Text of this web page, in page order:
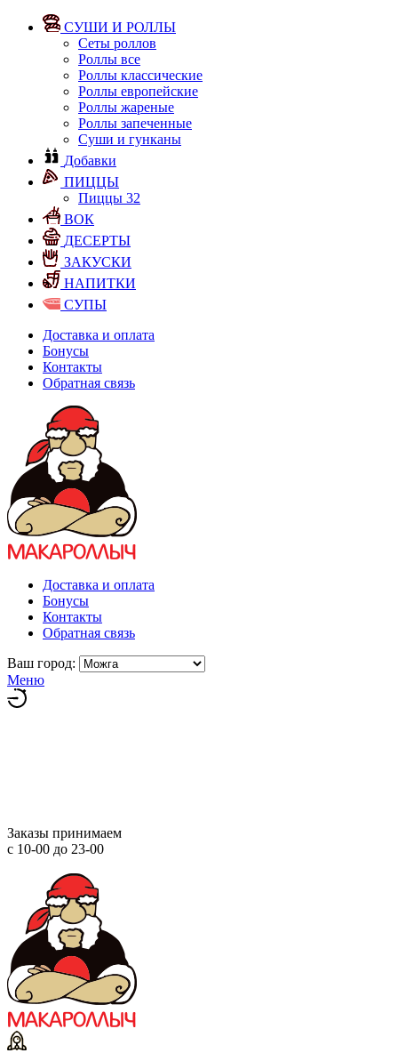
СУШИ И РОЛЛЫ
Сеты роллов
Роллы все
Роллы классические
Роллы европейские
Роллы жареные
Роллы запеченные
Суши и гунканы
Добавки
ПИЦЦЫ
Пиццы 32
ВОК
ДЕСЕРТЫ
ЗАКУСКИ
НАПИТКИ
СУПЫ
Доставка и оплата
Бонусы
Контакты
Обратная связь
Доставка и оплата
Бонусы
Контакты
Обратная связь
Ваш город:
Меню
Заказы принимаем
с 10-00 до 23-00